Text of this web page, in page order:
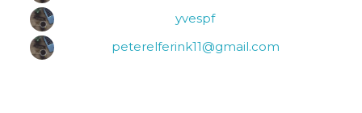
yvespf
peterelferink11@gmail.com